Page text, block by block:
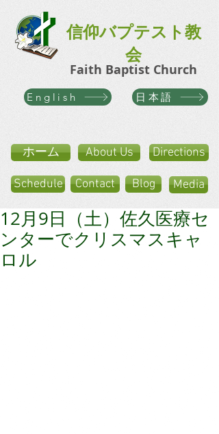
信仰バプテスト教
会
Faith Baptist Church
English 日本語
ホーム About Us Directions
Schedule Contact Blog Media
12月9日（土）佐久医療セ
ンターでクリスマスキャ
ロル